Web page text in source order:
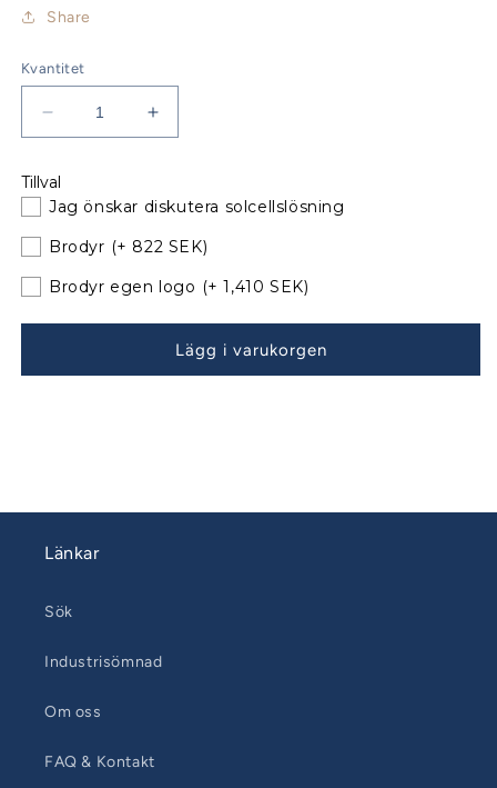
Share
Kvantitet
Minska
kvantitet
Jeanneau
Sun
Odyssey
Performance
befintliga
Öka
kvantitet
Sun
Odyssey
Performance
befintliga
Tillval
Jag önskar diskutera solcellslösning
Brodyr (+ 822 SEK)
Brodyr egen logo (+ 1,410 SEK)
Lägg i varukorgen
Länkar
Sök
Industrisömnad
Om oss
FAQ & Kontakt